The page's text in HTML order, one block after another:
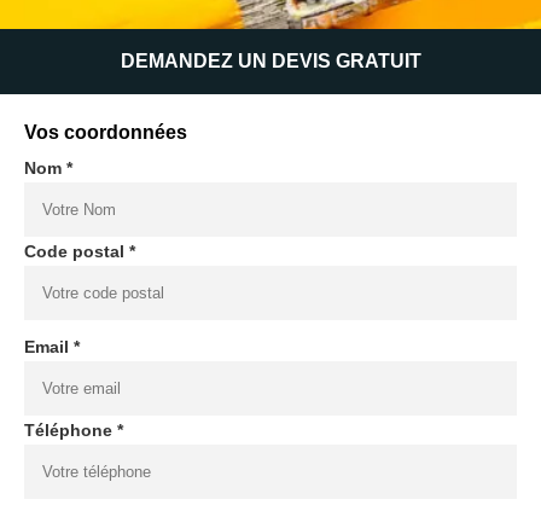
DEMANDEZ UN DEVIS GRATUIT
Vos coordonnées
Nom *
Code postal *
Email *
Téléphone *